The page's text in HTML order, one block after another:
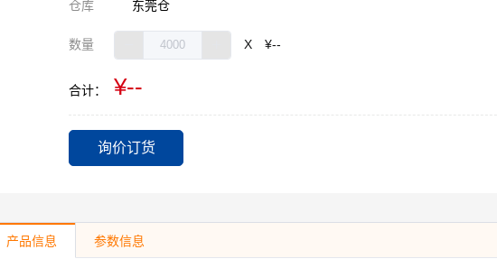
仓库
东莞仓
数量 X ¥--
合计： ¥--
询价订货
产品信息 参数信息